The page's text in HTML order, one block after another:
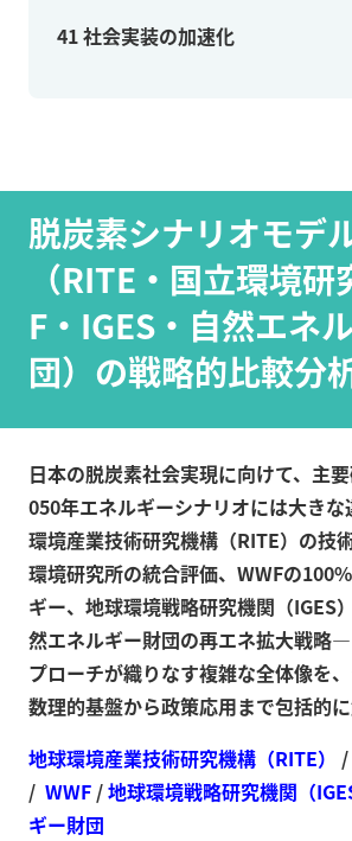
41社会実装の加速化
脱炭素シナリオモデ
（RITE・国立環境
F・IGES・自然エネ
団）の戦略的比較分
日本の脱炭素社会実現に向けて、主
050年エネルギーシナリオには大き
環境産業技術研究機構（RITE）の技
環境研究所の統合評価、WWFの
ギー、地球環境戦略研究機関（IGES
然エネルギー財団の再エネ拡大戦略
プローチが織りなす複雑な全体像を
数理的基盤から政策応用まで包括的に
地球環境産業技術研究機構（RITE）
/
/ WWF /地球環境戦略研究機関（
ギー財団